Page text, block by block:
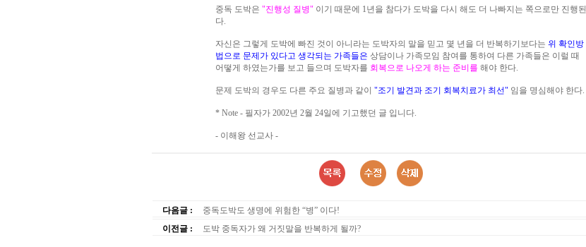
중독 도박은 "진행성 질병" 이기 때문에 1년을 참다가 도박을 다시 해도 더 나빠지는 쪽으로만 진행된
다.
자신은 그렇게 도박에 빠진 것이 아니라는 도박자의 말을 믿고 몇 년을 더 반복하기보다는 위 확인방
법으로 문제가 있다고 생각되는 가족들은 상담이나 가족모임 참여를 통하여 다른 가족들은 이럴 때
어떻게 하였는가를 보고 들으며 도박자를 회복으로 나오게 하는 준비를 해야 한다.
문제 도박의 경우도 다른 주요 질병과 같이 "조기 발견과 조기 회복치료가 최선" 임을 명심해야 한다.
* Note - 필자가 2002년 2월 24일에 기고했던 글 입니다.
- 이해왕 선교사 -
다음글 :
중독도박도 생명에 위험한 “병” 이다!
이전글 :
도박 중독자가 왜 거짓말을 반복하게 될까?